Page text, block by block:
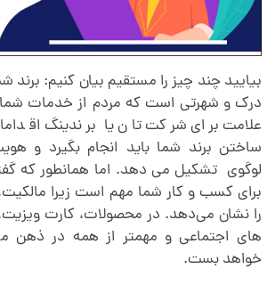
بیایید چند چیز را مستقیم بیان کنیم: برند
درک و شهرتی است که مردم از خدمات
علامت برای شرکت تان یا برندینگ
ساختن برند شما باید انجام بگیرد و
لوگوی تشکیل می دهد. اما همانطور که
برای کسب و کار شما مهم است زیرا
را نشان می‌دهد. در محصولات، کارت
های اجتماعی و مهمتر از همه در ذهن
خواهد بست.